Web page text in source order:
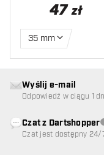
47 zł
35 mm
Wyślij e-mail
Odpowiedź w ciągu 1
Czat z Dartshopper
Czat jest dostępny 24/